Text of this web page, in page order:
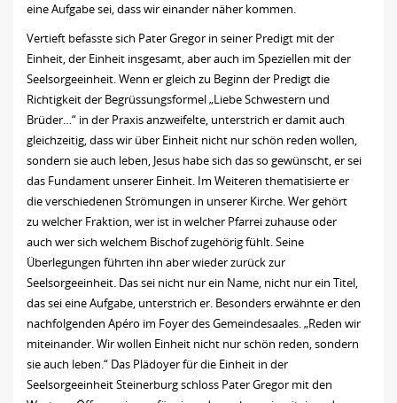
eine Aufgabe sei, dass wir einander näher kommen.
Vertieft befasste sich Pater Gregor in seiner Predigt mit der
Einheit, der Einheit insgesamt, aber auch im Speziellen mit der
Seelsorgeeinheit. Wenn er gleich zu Beginn der Predigt die
Richtigkeit der Begrüssungsformel „Liebe Schwestern und
Brüder…“ in der Praxis anzweifelte, unterstrich er damit auch
gleichzeitig, dass wir über Einheit nicht nur schön reden wollen,
sondern sie auch leben, Jesus habe sich das so gewünscht, er sei
das Fundament unserer Einheit. Im Weiteren thematisierte er
die verschiedenen Strömungen in unserer Kirche. Wer gehört
zu welcher Fraktion, wer ist in welcher Pfarrei zuhause oder
auch wer sich welchem Bischof zugehörig fühlt. Seine
Überlegungen führten ihn aber wieder zurück zur
Seelsorgeeinheit. Das sei nicht nur ein Name, nicht nur ein Titel,
das sei eine Aufgabe, unterstrich er. Besonders erwähnte er den
nachfolgenden Apéro im Foyer des Gemeindesaales. „Reden wir
miteinander. Wir wollen Einheit nicht nur schön reden, sondern
sie auch leben.“ Das Plädoyer für die Einheit in der
Seelsorgeeinheit Steinerburg schloss Pater Gregor mit den